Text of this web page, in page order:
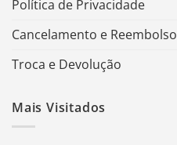
Política de Privacidade
Cancelamento e Reembolso
Troca e Devolução
Mais Visitados